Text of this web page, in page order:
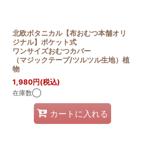
北欧ボタニカル【布おむつ本舗オリ
ジナル】ポケット式
ワンサイズおむつカバー
（マジックテープ/ツルツル生地）植
物
1,980円(税込)
在庫数◯
カートに入れる